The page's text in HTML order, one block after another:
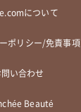
について
ポリシー/免責事項
い合わせ
Beauté